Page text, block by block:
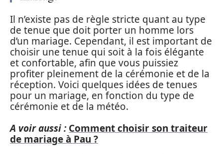
Il n’existe pas de règle stricte quant au type
de tenue que doit porter un homme lors
d’un mariage. Cependant, il est important de
choisir une tenue qui soit à la fois élégante
et confortable, afin que vous puissiez
profiter pleinement de la cérémonie et de la
réception. Voici quelques idées de tenues
pour un mariage, en fonction du type de
cérémonie et de la météo.
A voir aussi : Comment choisir son traiteur
de mariage à Pau ?